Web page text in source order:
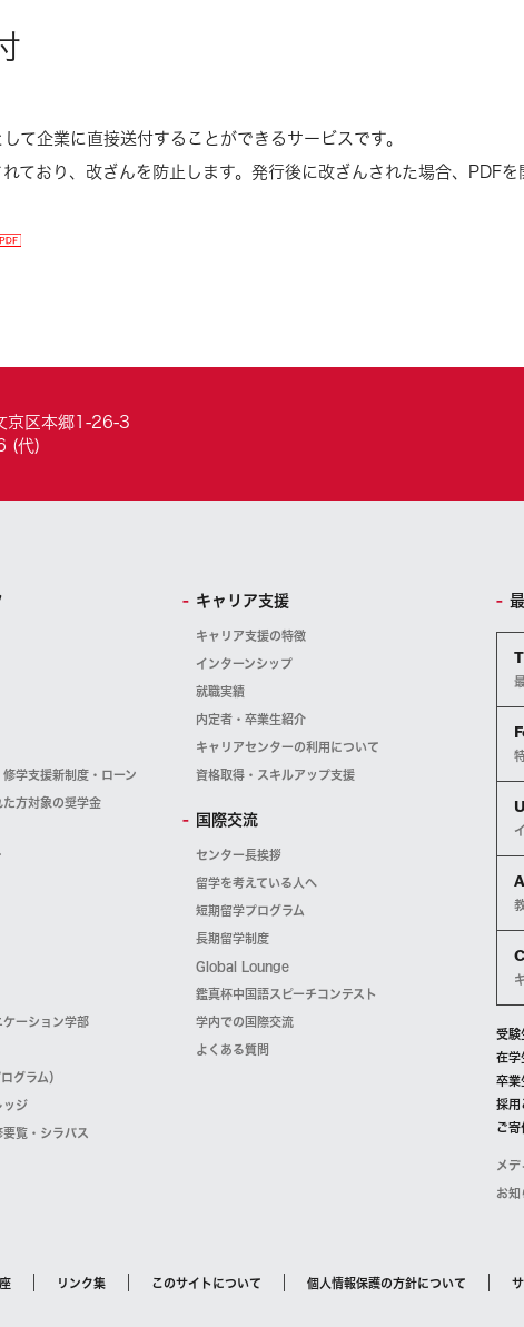
て企業に直接送付することができるサービスです。
ており、改ざんを防止します。発行後に改ざんされた場合、PDF
京区本郷1-26-3
(代)
学支援新制度・ローン
た方対象の奨学金
ケーション学部
グラム）
ッジ
覧・シラバス
キャリア支援
キャリア支援の特徴
インターンシップ
就職実績
内定者・卒業生紹介
キャリアセンターの利用について
資格取得・スキルアップ支援
国際交流
センター長挨拶
留学を考えている人へ
短期留学プログラム
長期留学制度
Global Lounge
鑑真杯中国語スピーチコンテスト
学内での国際交流
よくある質問
受験
在学
卒業
採用
ご寄
メ
お知
リンク集 このサイトについて 個人情報保護の方針について